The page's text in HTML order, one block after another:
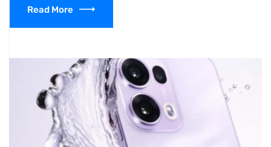
Read More